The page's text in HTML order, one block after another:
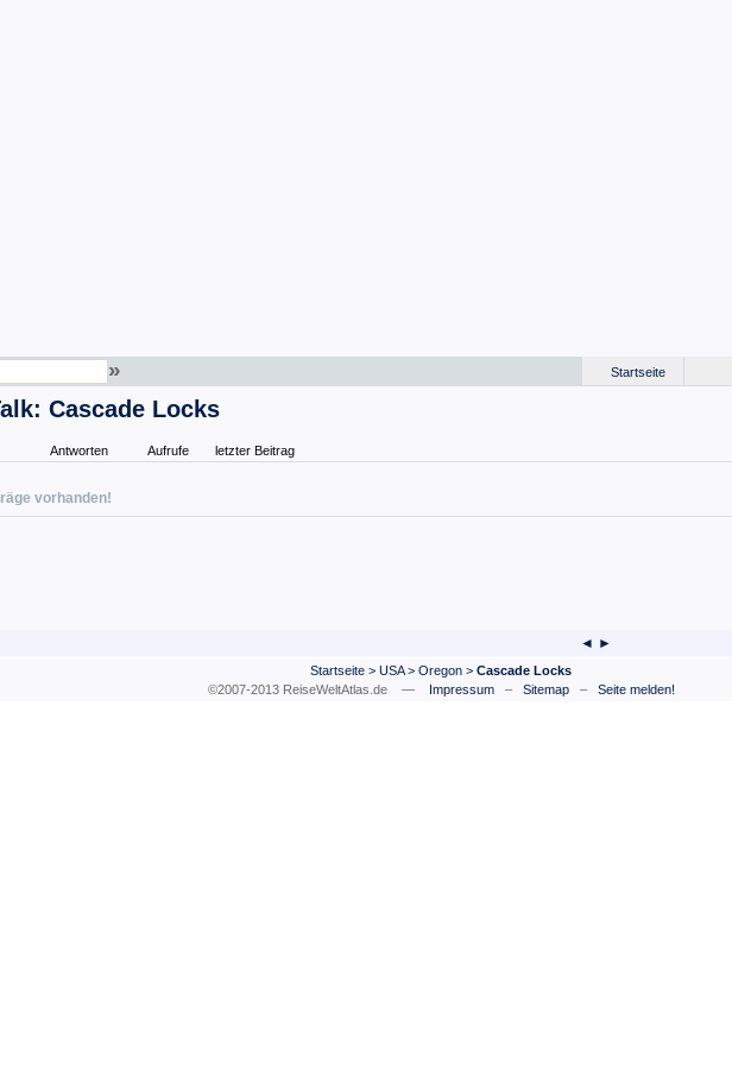
» Startseite
Cascade Locks
Antworten Aufrufe letzter Beitrag
vorhanden!
◄ ►
Startseite > USA> Oregon > Cascade Locks
©2007-2013 ReiseWeltAtlas.de —
Impressum– Sitemap– Seite melden!